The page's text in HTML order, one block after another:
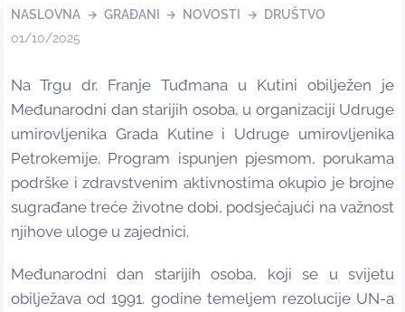
NASLOVNA GRAĐANI NOVOSTI
DRUŠTVO
01/10/2025
Na Trgu dr. Franje Tuđmana u Kutini obilježen je
Međunarodni dan starijih osoba, u organizaciji Udruge
umirovljenika Grada Kutine i Udruge umirovljenika
Petrokemije. Program ispunjen pjesmom, porukama
podrške i zdravstvenim aktivnostima okupio je brojne
sugrađane treće životne dobi, podsjećajući na važnost
njihove uloge u zajednici.
Međunarodni dan starijih osoba, koji se u svijetu
obilježava od 1991. godine temeljem rezolucije UN-a